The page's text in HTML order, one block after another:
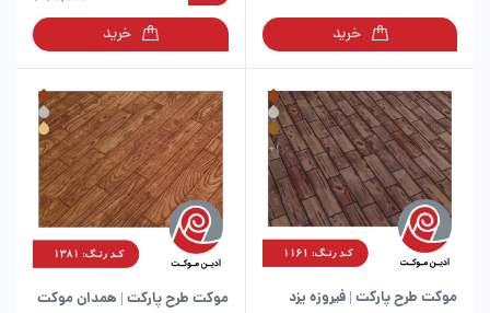
خرید
انواع
می
باشد.
گزینه
ها
ممکن
است
در
صفحه
محصول
انتخاب
شوند
خرید
انواع
می
باشد.
گزینه
ها
ممکن
است
در
صفحه
محصول
انتخاب
شوند
موکت طرح پارکت | فیروزه یزد موکت طرح پارکت | همدان موکت